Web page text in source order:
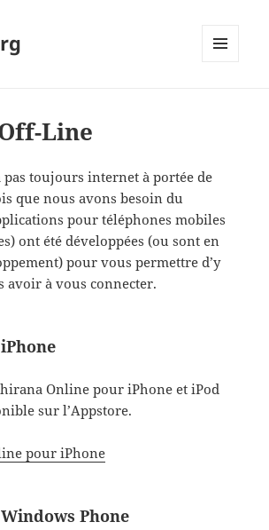
Line
pas toujours internet à portée de
que nous avons besoin du
pour téléphones mobiles
ont été développées (ou sont en
pour vous permettre d’y
avoir à vous connecter.
Online pour iPhone et iPod
sur l’Appstore.
pour iPhone
Phone